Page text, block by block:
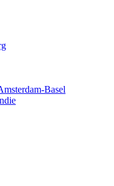
Basel